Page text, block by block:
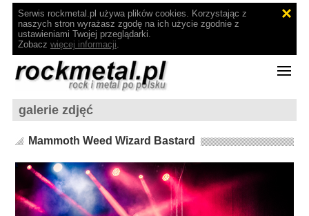
Serwis rockmetal.pl używa plików cookies. Korzystając z
naszych stron wyrażasz zgodę na ich użycie zgodnie z
ustawieniami Twojej przeglądarki.
Zobacz więcej informacji.
galerie zdjęć
Mammoth Weed Wizard Bastard